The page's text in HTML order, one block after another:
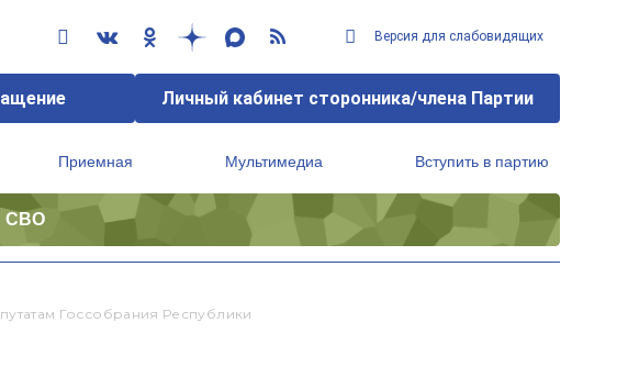
Версия для слабовидящих
Личный кабинет сторонника/члена Партии
Приемная Мультимедиа Вступить в партию
СВО
Госсобрания Республики